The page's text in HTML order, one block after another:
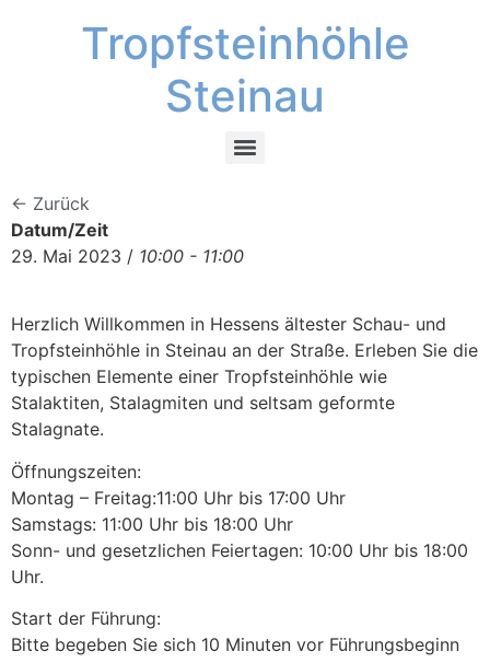
Tropfsteinhöhle
Steinau
← Zurück
Datum/Zeit
29. Mai 2023 / 10:00 - 11:00
Herzlich Willkommen in Hessens ältester Schau- und
Tropfsteinhöhle in Steinau an der Straße. Erleben Sie die
typischen Elemente einer Tropfsteinhöhle wie
Stalaktiten, Stalagmiten und seltsam geformte
Stalagnate.
Öffnungszeiten:
Montag – Freitag:11:00 Uhr bis 17:00 Uhr
Samstags: 11:00 Uhr bis 18:00 Uhr
Sonn- und gesetzlichen Feiertagen: 10:00 Uhr bis 18:00
Uhr.
Start der Führung:
Bitte begeben Sie sich 10 Minuten vor Führungsbeginn